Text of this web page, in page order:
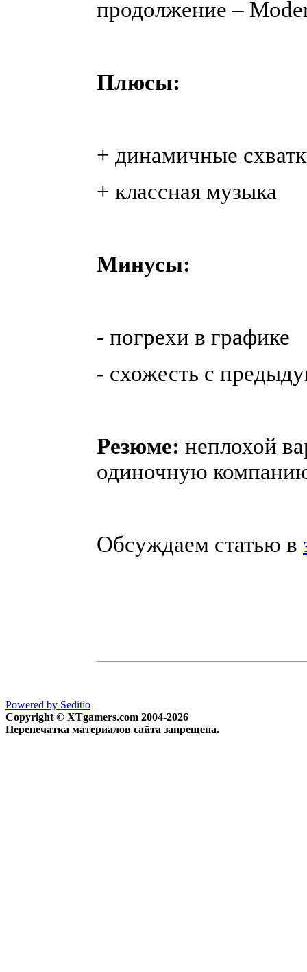
продолжение –
Плюсы:
+ динамичные
+ классная музыка
Минусы:
- погрехи в графике
- схожесть с
Резюме: неплохой
одиночную
Обсуждаем статью в
Powered by Seditio
Copyright © XTgamers.com 2004-2026
Перепечатка материалов сайта запрещена.